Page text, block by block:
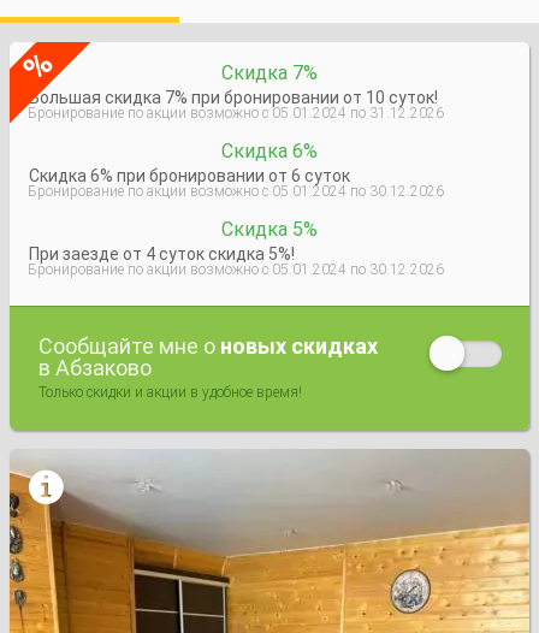
% Скидка 7%
Большая скидка 7% при бронировании от 10 суток!
Бронирование по акции возможно с 05.01.2024 по 31.12.2026
Скидка 6%
Скидка 6% при бронировании от 6 суток
Бронирование по акции возможно с 05.01.2024 по 30.12.2026
Скидка 5%
При заезде от 4 суток скидка 5%!
Бронирование по акции возможно с 05.01.2024 по 30.12.2026
Сообщайте мне о новых скидках
в Абзаково
Только скидки и акции в удобное время!
